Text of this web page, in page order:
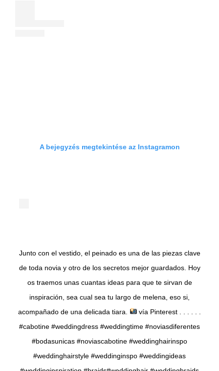
A bejegyzés megtekintése az Instagramon
Junto con el vestido, el peinado es una de las piezas clave
de toda novia y otro de los secretos mejor guardados. Hoy
os traemos unas cuantas ideas para que te sirvan de
inspiración, sea cual sea tu largo de melena, eso si,
acompañado de una delicada tiara.
vía Pinterest . . . . . .
#cabotine #weddingdress #weddingtime #noviasdiferentes
#bodasunicas #noviascabotine #weddinghairinspo
#weddinghairstyle #weddinginspo #weddingideas